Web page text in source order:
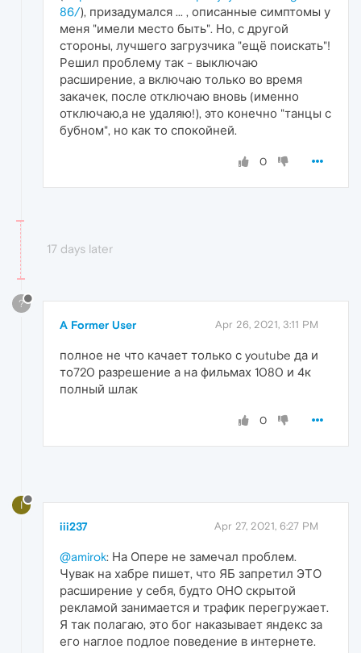
86/), призадумался ... , описанные симптомы у
меня "имели место быть". Но, с другой
стороны, лучшего загрузчика "ещё поискать"!
Решил проблему так - выключаю
расширение, а включаю только во время
закачек, после отключаю вновь (именно
отключаю,а не удаляю!), это конечно "танцы с
бубном", но как то спокойней.
0
17 days later
?
A Former User Apr 26, 2021, 3:11 PM
полное не что качает только с youtube да и
то720 разрешение а на фильмах 1080 и 4к
полный шлак
0
I
iii237 Apr 27, 2021, 6:27 PM
@amirok: На Опере не замечал проблем.
Чувак на хабре пишет, что ЯБ запретил ЭТО
расширение у себя, будто ОНО скрытой
рекламой занимается и трафик перегружает.
Я так полагаю, это бог наказывает яндекс за
его наглое подлое поведение в интернете.